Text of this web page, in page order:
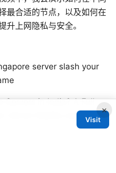
最合适的节点，以及如何在
升上网隐私与安全。
server slash your
Servers in India? A Full
Server Reality and
×
Visit